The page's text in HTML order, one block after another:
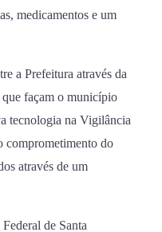
medicamentos e um
a Prefeitura através da
façam o município
tecnologia na Vigilância
comprometimento do
através de um
de Santa